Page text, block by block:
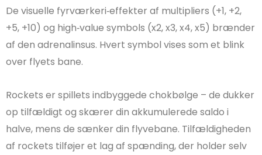
De visuelle fyrværkeri‑effekter af multipliers (+1, +2,
+5, +10) og high‑value symbols (x2, x3, x4, x5) brænder
af den adrenalinsus. Hvert symbol vises som et blink
over flyets bane.
Rockets er spillets indbyggede chokbølge – de dukker
op tilfældigt og skærer din akkumulerede saldo i
halve, mens de sænker din flyvebane. Tilfældigheden
af rockets tilføjer et lag af spænding, der holder selv